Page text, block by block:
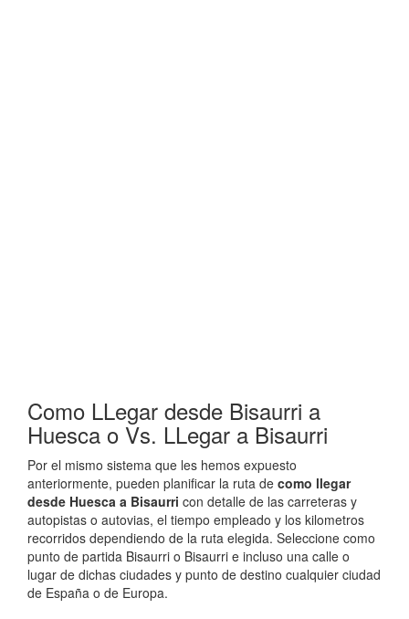
Como LLegar desde Bisaurri a
Huesca o Vs. LLegar a Bisaurri
Por el mismo sistema que les hemos expuesto
anteriormente, pueden planificar la ruta de como llegar
desde Huesca a Bisaurri con detalle de las carreteras y
autopistas o autovias, el tiempo empleado y los kilometros
recorridos dependiendo de la ruta elegida. Seleccione como
punto de partida Bisaurri o Bisaurri e incluso una calle o
lugar de dichas ciudades y punto de destino cualquier ciudad
de España o de Europa.